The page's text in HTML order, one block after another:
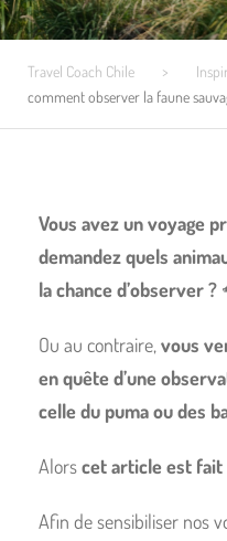
Travel Coach Chile >
comment observer la faune
Vous avez un voyage
demandez quels
la chance d’observer ?
Ou au contraire, vous
en quête d’une
celle du puma ou des
Alorscet article est fait
Afin de sensibiliser nos